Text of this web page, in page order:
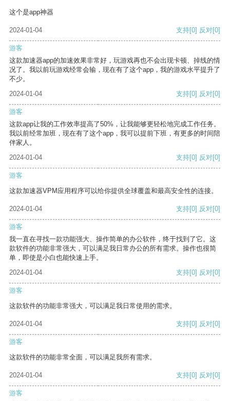
这个是app神器
2024-01-04 支持[0] 反对[0]
游客
这款加速器app的加速效果非常好，玩游戏再也不会出现卡顿、掉线的情
况了。我以前玩游戏经常会输，现在有了这个app，我的游戏水平提升了
不少。
2024-01-04
支持[0] 反对[0]
游客
这款app让我的工作效率提高了50%，让我能够更轻松地完成工作任务。
我以前经常加班，现在有了这个app，我可以提前下班，有更多的时间陪
伴家人。
2024-01-04
支持[0] 反对[0]
游客
这款加速器VPM应用程序可以给你提供全球覆盖和最高安全性的连接。
2024-01-04 支持[0] 反对[0]
游客
我一直在寻找一款功能强大、操作简单的办公软件，终于找到了它。这
款软件的功能非常强大，可以满足我日常办公的所有需求。操作也很简
单，即使是小白也能快速上手。
2024-01-04
支持[0] 反对[0]
游客
这款软件的功能非常强大，可以满足我日常使用的需求。
2024-01-04 支持[0] 反对[0]
游客
这款软件的功能非常全面，可以满足我所有需求。
2024-01-04 支持[0] 反对[0]
游客